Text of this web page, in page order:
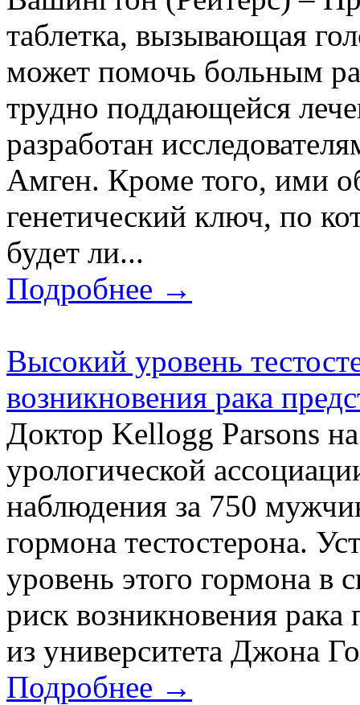
таблетка, вызывающая
может помочь больным
трудно поддающейся
разработан
Амген. Кроме того, ими
генетический ключ, по
будет ли...
Подробнее →
Высокий уровень
возникновения рака
Доктор Kellogg Parsons
урологической
наблюдения за 750
гормона тестостерона.
уровень этого гормона в
риск возникновения рака
из университета Джона
Подробнее →